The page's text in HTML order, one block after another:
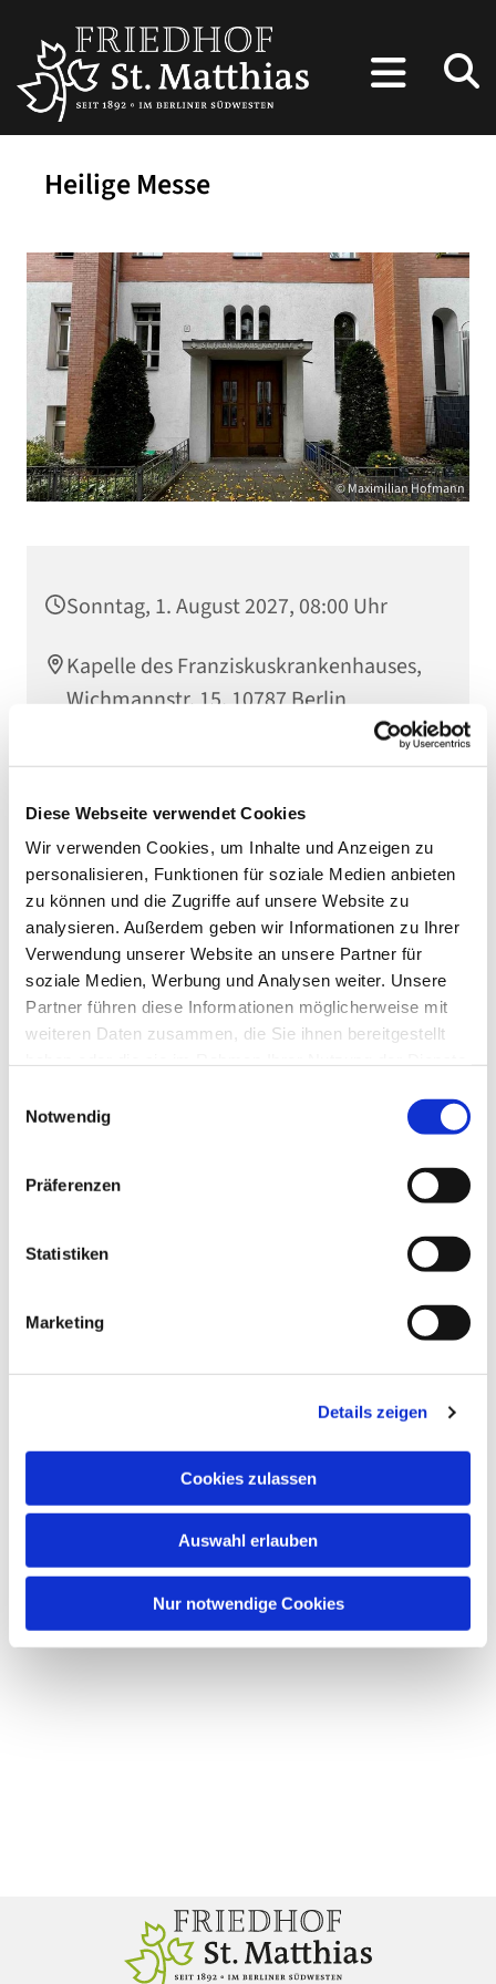
Diese Webseite verwendet Cookies
Wir verwenden Cookies, um Inhalte und Anzeigen zu
personalisieren, Funktionen für soziale Medien anbieten
zu können und die Zugriffe auf unsere Website zu
analysieren. Außerdem geben wir Informationen zu Ihrer
Verwendung unserer Website an unsere Partner für
soziale Medien, Werbung und Analysen weiter. Unsere
Partner führen diese Informationen möglicherweise mit
weiteren Daten zusammen, die Sie ihnen bereitgestellt
Notwendig
Präferenzen
Statistiken
Marketing
Details zeigen
Cookies zulassen
Auswahl erlauben
Nur notwendige Cookies
Heilige Messe
© Maximilian Hofmann
Sonntag, 1. August 2027, 08:00 Uhr
Kapelle des Franziskuskrankenhauses,
Wichmannstr. 15, 10787 Berlin